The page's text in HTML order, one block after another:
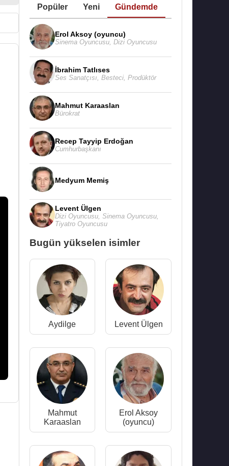
Popüler Yeni Gündemde
Erol Aksoy (oyuncu)
Sinema Oyuncusu, Dizi Oyuncusu
İbrahim Tatlıses
Ses Sanatçısı Besteci, Prodüktör
Mahmut Karaaslan
Bürokrat
Recep Tayyip Erdoğan
Cumhurbaşkanı
Medyum Memiş
Levent Ülgen
Dizi Oyuncusu, Sinema Oyuncusu,
Tiyatro Oyuncusu
Bugün yükselen isimler
Aydilge Levent Ülgen
Mahmut
Karaaslan
Erol Aksoy
(oyuncu)